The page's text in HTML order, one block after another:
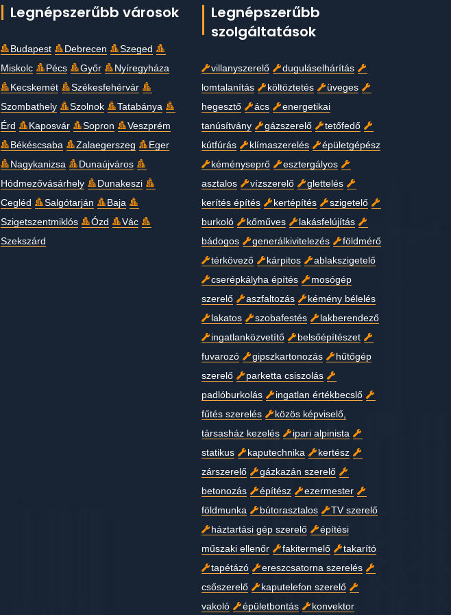
Legnépszerűbb városok
Budapest Debrecen
Szeged
Miskolc
Pécs Győr
Nyíregyháza
Kecskemét
Székesfehérvár
Szombathely
Szolnok
Tatabánya
Érd
Kaposvár Sopron
Veszprém
Békéscsaba
Zalaegerszeg
Eger
Nagykanizsa
Dunaújváros
Hódmezővásárhely
Dunakeszi
Cegléd
Salgótarján
Baja
Szigetszentmiklós
Ózd
Vác
Szekszárd
Legnépszerűbb
szolgáltatások
villanyszerelő
duguláselhárítás
lomtalanítás
költöztetés
üveges
hegesztő
ács
energetikai
tanúsítvány
gázszerelő
tetőfedő
kútfúrás
klímaszerelés
épületgépész
kéményseprő
esztergályos
asztalos
vízszerelő
glettelés
kerítés építés
kertépítés
szigetelő
burkoló
kőműves
lakásfelújítás
bádogos
generálkivitelezés
földmérő
térkövező
kárpitos
ablakszigetelő
cserépkályha építés
mosógép
szerelő
aszfaltozás
kémény bélelés
lakatos
szobafestés
lakberendező
ingatlanközvetítő
belsőépítészet
fuvarozó
gipszkartonozás
hűtőgép
szerelő
parketta csiszolás
padlóburkolás
ingatlan értékbecslő
fűtés szerelés
közös képviselő,
társasház kezelés
ipari alpinista
statikus
kaputechnika
kertész
zárszerelő
gázkazán szerelő
betonozás
építész
ezermester
földmunka
bútorasztalos
TV szerelő
háztartási gép szerelő
építési
műszaki ellenőr
fakitermelő
takarító
tapétázó
ereszcsatorna szerelés
csőszerelő
kaputelefon szerelő
vakoló
épületbontás konvektor